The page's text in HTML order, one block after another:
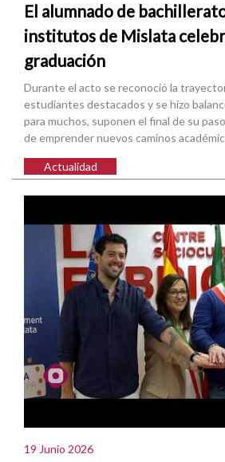
El alumnado de
institutos de Mislata
graduación
Durante el acto se reconoció la
estudiantes destacados y se hizo
para muchos, suponen el final de su
de emprender nuevos caminos
Actualidad
19 Junio 2026